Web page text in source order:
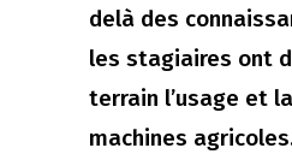
delà des
les stagiaires ont
terrain l’usage et
machines